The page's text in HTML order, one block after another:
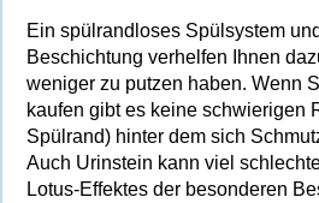
Ein spülrandloses Spülsystem
Beschichtung verhelfen Ihnen
weniger zu putzen haben. Wenn
kaufen gibt es keine schwierigen
Spülrand) hinter dem sich
Auch Urinstein kann viel
Lotus-Effektes der besonderen